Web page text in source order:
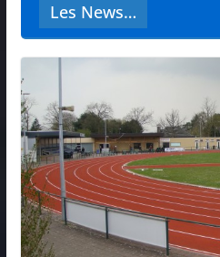
Les News…